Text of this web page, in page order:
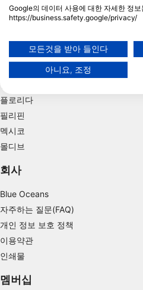
인기 있는 여행지
인도네시아
플로리다
필리핀
멕시코
몰디브
회사
Blue Oceans
자주하는 질문(FAQ)
개인 정보 보호 정책
이용약관
인쇄물
멤버십
Google의 데이터 사용에 대한 자세한 정
https://business.safety.google/privacy/
귀하의 동의와 cookie 정책은 이 웹사이트
파트너 목록 보기 (1 IAB 벤더)
당사는 귀하의 데이터를 다음 목적으로 사
Store and/or access
Use limited data to select
Create profiles for
Use profiles to select
Create profiles to personalise
Use profiles to select
Measure advertising
Measure content performance
모든것을 받아 들인다
아니요, 조정